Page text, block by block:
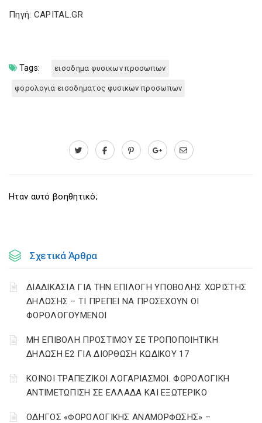
Πηγή: CAPITAL.GR
Tags: εισοδημα φυσικων προσωπων
φορολογια εισοδηματος φυσικων προσωπων
Ηταν αυτό βοηθητικό;
Σχετικά Άρθρα
ΔΙΑΔΙΚΑΣΙΑ ΓΙΑ ΤΗΝ ΕΠΙΛΟΓΗ ΥΠΟΒΟΛΗΣ ΧΩΡΙΣΤΗΣ
ΔΗΛΩΣΗΣ – ΤΙ ΠΡΕΠΕΙ ΝΑ ΠΡΟΣΕΧΟΥΝ ΟΙ
ΦΟΡΟΛΟΓΟΥΜΕΝΟΙ
ΜΗ ΕΠΙΒΟΛΗ ΠΡΟΣΤΙΜΟΥ ΣΕ ΤΡΟΠΟΠΟΙΗΤΙΚΗ
ΔΗΛΩΣΗ Ε2 ΓΙΑ ΔΙΟΡΘΩΣΗ ΚΩΔΙΚΟΥ 17
ΚΟΙΝΟΙ ΤΡΑΠΕΖΙΚΟΙ ΛΟΓΑΡΙΑΣΜΟΙ. ΦΟΡΟΛΟΓΙΚΗ
ΑΝΤΙΜΕΤΩΠΙΣΗ ΣΕ ΕΛΛΑΔΑ ΚΑΙ ΕΞΩΤΕΡΙΚΟ
ΟΔΗΓΟΣ «ΦΟΡΟΛΟΓΙΚΗΣ ΑΝΑΜΟΡΦΩΣΗΣ» –